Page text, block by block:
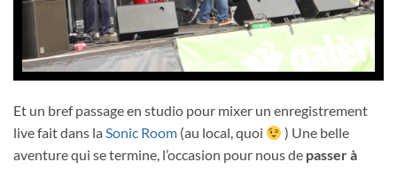
Et un bref passage en studio pour mixer un enregistrement
live fait dans la Sonic Room (au local, quoi
) Une belle
aventure qui se termine, l’occasion pour nous de passer à